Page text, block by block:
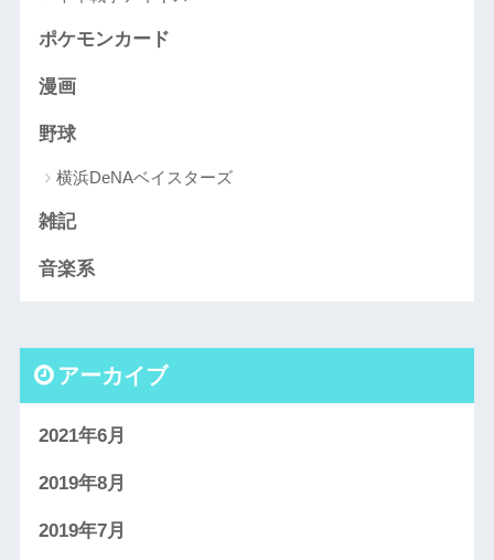
ポケモンカード
漫画
野球
横浜DeNAベイスターズ
雑記
音楽系
アーカイブ
2021年6月
2019年8月
2019年7月